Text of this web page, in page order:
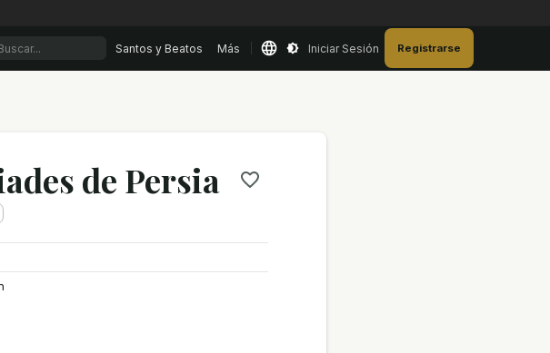
Santos y Beatos Más Iniciar Sesión Registrarse
de Persia